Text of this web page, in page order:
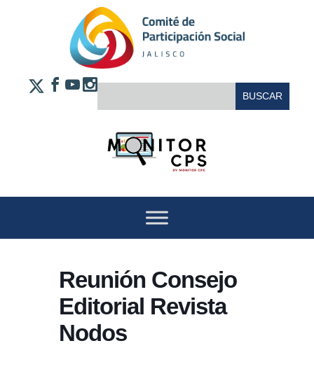
Reunión Consejo
Editorial Revista
Nodos